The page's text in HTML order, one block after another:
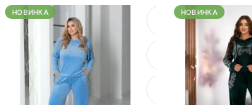
Посмотреть
НОВИНКА НОВИНКА